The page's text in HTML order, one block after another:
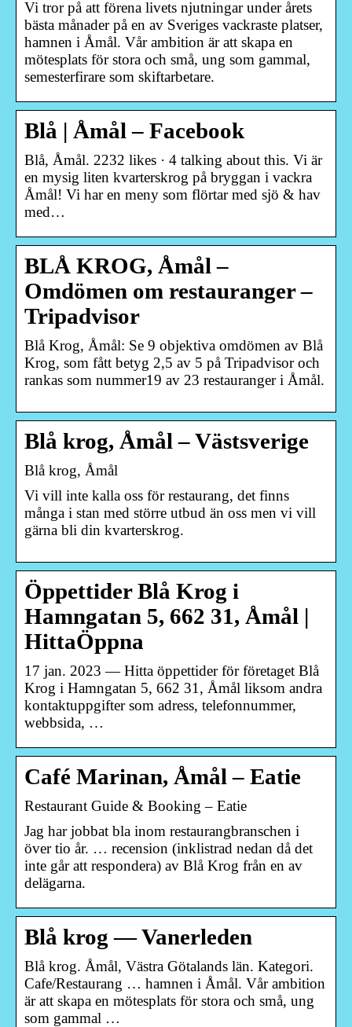
Vi tror på att förena livets njutningar under årets
bästa månader på en av Sveriges vackraste platser,
hamnen i Åmål. Vår ambition är att skapa en
mötesplats för stora och små, ung som gammal,
semesterfirare som skiftarbetare.
Blå | Åmål – Facebook
Blå, Åmål. 2232 likes · 4 talking about this. Vi är
en mysig liten kvarterskrog på bryggan i vackra
Åmål! Vi har en meny som flörtar med sjö & hav
med…
BLÅ KROG, Åmål –
Omdömen om restauranger –
Tripadvisor
Blå Krog, Åmål: Se 9 objektiva omdömen av Blå
Krog, som fått betyg 2,5 av 5 på Tripadvisor och
rankas som nummer19 av 23 restauranger i Åmål.
Blå krog, Åmål – Västsverige
Blå krog, Åmål
Vi vill inte kalla oss för restaurang, det finns
många i stan med större utbud än oss men vi vill
gärna bli din kvarterskrog.
Öppettider Blå Krog i
Hamngatan 5, 662 31, Åmål |
HittaÖppna
17 jan. 2023 — Hitta öppettider för företaget Blå
Krog i Hamngatan 5, 662 31, Åmål liksom andra
kontaktuppgifter som adress, telefonnummer,
webbsida, …
Café Marinan, Åmål – Eatie
Restaurant Guide & Booking – Eatie
Jag har jobbat bla inom restaurangbranschen i
över tio år. … recension (inklistrad nedan då det
inte går att respondera) av Blå Krog från en av
delägarna.
Blå krog — Vanerleden
Blå krog. Åmål, Västra Götalands län. Kategori.
Cafe/Restaurang … hamnen i Åmål. Vår ambition
är att skapa en mötesplats för stora och små, ung
som gammal …